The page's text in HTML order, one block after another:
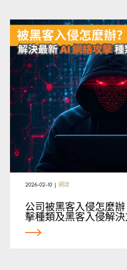
2026-02-10 | 網誌
公司被黑客入侵怎麼
擊種類及黑客入侵解決